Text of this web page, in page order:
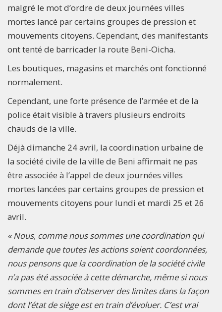
malgré le mot d’ordre de deux journées villes
mortes lancé par certains groupes de pression et
mouvements citoyens. Cependant, des manifestants
ont tenté de barricader la route Beni-Oicha.
Les boutiques, magasins et marchés ont fonctionné
normalement.
Cependant, une forte présence de l’armée et de la
police était visible à travers plusieurs endroits
chauds de la ville.
Déjà dimanche 24 avril, la coordination urbaine de
la société civile de la ville de Beni affirmait ne pas
être associée à l’appel de deux journées villes
mortes lancées par certains groupes de pression et
mouvements citoyens pour lundi et mardi 25 et 26
avril.
« Nous, comme nous sommes une coordination qui
demande que toutes les actions soient coordonnées,
nous pensons que la coordination de la société civile
n’a pas été associée à cette démarche, même si nous
sommes en train d’observer des limites dans la façon
dont l’état de siège est en train d’évoluer. C’est vrai